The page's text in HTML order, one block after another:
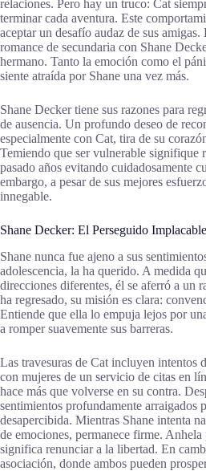
relaciones. Pero hay un truco: Cat
terminar cada aventura. Este
aceptar un desafío audaz de sus
romance de secundaria con Shane
hermano. Tanto la emoción como el
siente atraída por Shane una vez más.
Shane Decker tiene sus razones para
de ausencia. Un profundo deseo de
especialmente con Cat, tira de su
Temiendo que ser vulnerable signifique
pasado años evitando cuidadosamente
embargo, a pesar de sus mejores
innegable.
Shane Decker: El Perseguido Implacable
Shane nunca fue ajeno a sus
adolescencia, la ha querido. A medida
direcciones diferentes, él se aferró a un
ha regresado, su misión es clara:
Entiende que ella lo empuja lejos por
a romper suavemente sus barreras.
Las travesuras de Cat incluyen intentos
con mujeres de un servicio de citas en
hace más que volverse en su contra.
sentimientos profundamente
desapercibida. Mientras Shane intenta
de emociones, permanece firme.
significa renunciar a la libertad. En
asociación, donde ambos pueden